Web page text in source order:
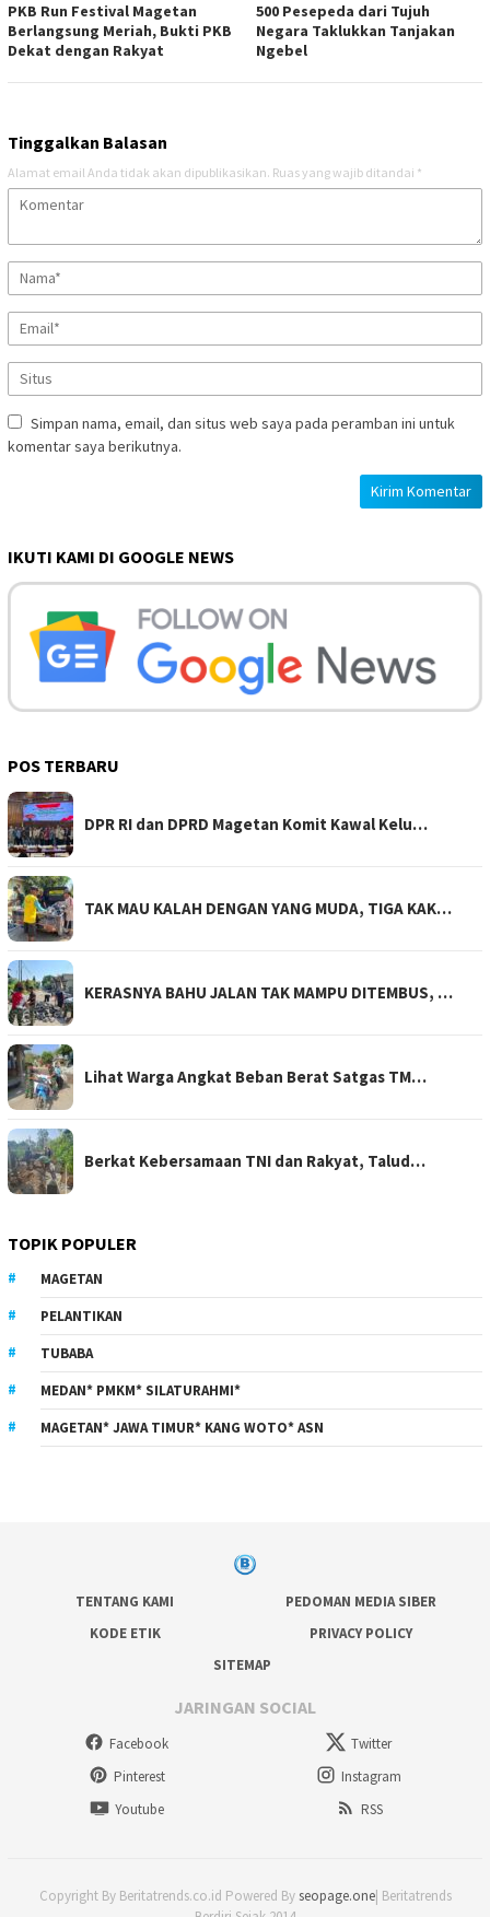
PKB Run Festival Magetan
Berlangsung Meriah, Bukti PKB
Dekat dengan Rakyat
500 Pesepeda dari Tujuh
Negara Taklukkan Tanjakan
Ngebel
Tinggalkan Balasan
Alamat email Anda tidak akan dipublikasikan. Ruas yang wajib ditandai *
Simpan nama, email, dan situs web saya pada peramban ini untuk
komentar saya berikutnya.
IKUTI KAMI DI GOOGLE NEWS
POS TERBARU
DPR RI dan DPRD Magetan Komit Kawal Kelu…
TAK MAU KALAH DENGAN YANG MUDA, TIGA KAK…
KERASNYA BAHU JALAN TAK MAMPU DITEMBUS, …
Lihat Warga Angkat Beban Berat Satgas TM…
Berkat Kebersamaan TNI dan Rakyat, Talud…
TOPIK POPULER
MAGETAN
PELANTIKAN
TUBABA
MEDAN* PMKM* SILATURAHMI*
MAGETAN* JAWA TIMUR* KANG WOTO* ASN
TENTANG KAMI
PEDOMAN MEDIA SIBER
KODE ETIK
PRIVACY POLICY
SITEMAP
JARINGAN SOCIAL
Facebook
Twitter
Pinterest
Instagram
Youtube
RSS
Copyright By Beritatrends.co.id Powered Byseopage.one| Beritatrends